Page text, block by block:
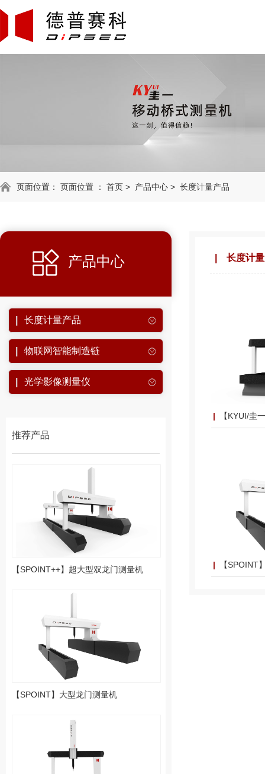
页面位置： 页面位置 ： 首页 > 产品中心 > 长度计量产品
产品中心
长度计量产品
物联网智能制造链
光学影像测量仪
推荐产品
【SPOINT++】超大型双龙门测量机
【SPOINT】大型龙门测量机
长度计
【KYUI/圭一】
【SPOINT